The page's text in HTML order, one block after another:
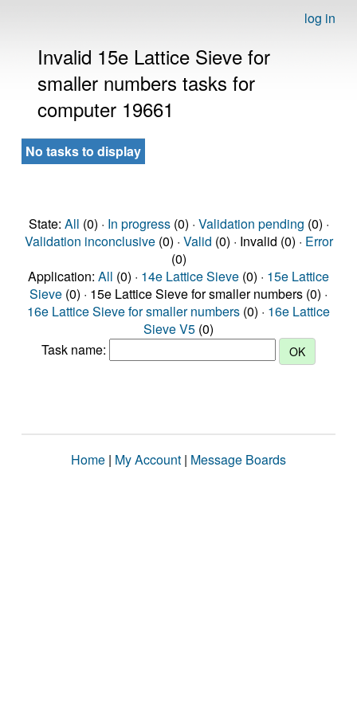
log in
Invalid 15e Lattice Sieve for
smaller numbers tasks for
computer 19661
No tasks to display
State: All (0) · In progress(0) · Validation pending (0) ·
Validation inconclusive(0) · Valid (0) · Invalid (0) · Error
(0)
Application: All (0) · 14e Lattice Sieve (0) · 15e Lattice
Sieve (0) · 15e Lattice Sieve for smaller numbers (0) ·
16e Lattice Sieve for smaller numbers (0) · 16e Lattice
Sieve V5 (0)
Task name:
Home | My Account | Message Boards